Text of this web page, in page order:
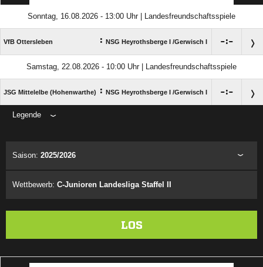
Sonntag, 16.08.2026 - 13:00 Uhr | Landesfreundschaftsspiele
VfB Ottersleben : NSG Heyrothsberge I /​Gerwisch I :
Samstag, 22.08.2026 - 10:00 Uhr | Landesfreundschaftsspiele
JSG Mittelelbe (Hohenwarthe) : NSG Heyrothsberge I /​Gerwisch I :
Legende
Saison: 2025/2026
Wettbewerb: C-Junioren Landesliga Staffel II
LOS